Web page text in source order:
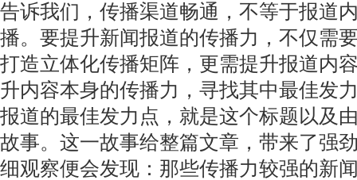
告诉我们，传播渠道畅通，不等于报道
播。要提升新闻报道的传播力，不仅需
打造立体化传播矩阵，更需提升报道内
升内容本身的传播力，寻找其中最佳发
报道的最佳发力点，就是这个标题以及
故事。这一故事给整篇文章，带来了强
细观察便会发现：那些传播力较强的新